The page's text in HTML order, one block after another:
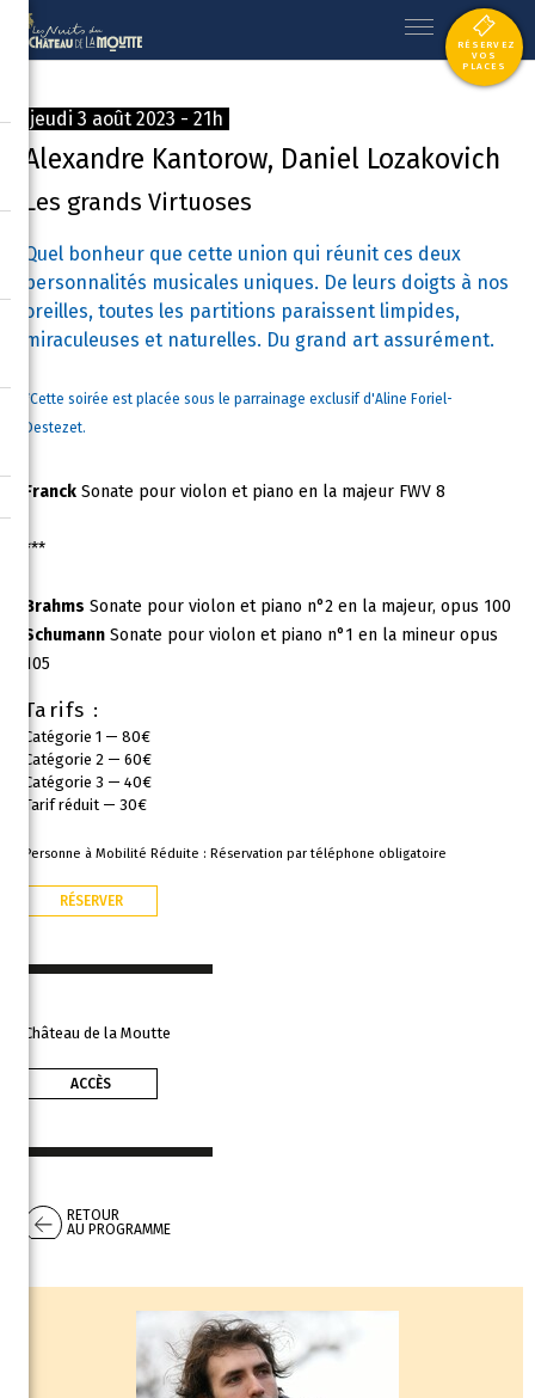
RÉSERVEZ
VOS
PLACES
jeudi 3 août 2023 - 21h
Alexandre Kantorow, Daniel Lozakovich
Les grands Virtuoses
Quel bonheur que cette union qui réunit ces deux
personnalités musicales uniques. De leurs doigts à nos
oreilles, toutes les partitions paraissent limpides,
miraculeuses et naturelles. Du grand art assurément.
*Cette soirée est placée sous le parrainage exclusif d'Aline Foriel-
Destezet.
Franck Sonate pour violon et piano en la majeur FWV 8
***
Brahms Sonate pour violon et piano n°2 en la majeur, opus 100
Schumann Sonate pour violon et piano n°1 en la mineur opus
105
Tarifs :
Catégorie 1 — 80€
Catégorie 2 — 60€
Catégorie 3 — 40€
Tarif réduit — 30€
Personne à Mobilité Réduite : Réservation par téléphone obligatoire
RÉSERVER
Château de la Moutte
ACCÈS
RETOUR
AU PROGRAMME